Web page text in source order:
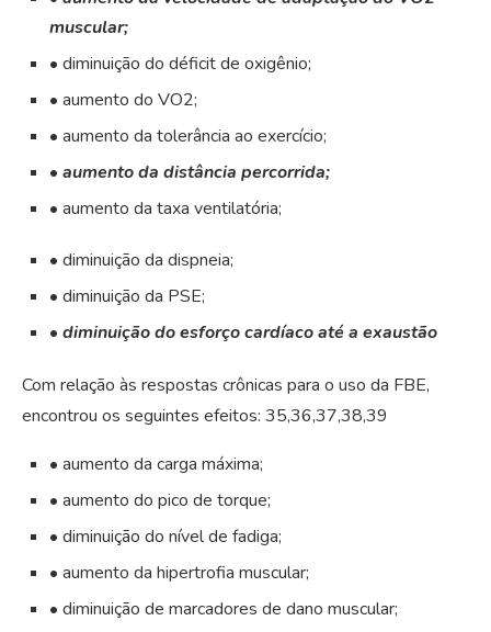
muscular;
• diminuição do déficit de oxigênio;
• aumento do VO2;
• aumento da tolerância ao exercício;
• aumento da distância percorrida;
• aumento da taxa ventilatória;
• diminuição da dispneia;
• diminuição da PSE;
• diminuição do esforço cardíaco até a exaustão
Com relação às respostas crônicas para o uso da FBE,
encontrou os seguintes efeitos: 35,36,37,38,39
• aumento da carga máxima;
• aumento do pico de torque;
• diminuição do nível de fadiga;
• aumento da hipertrofia muscular;
• diminuição de marcadores de dano muscular;